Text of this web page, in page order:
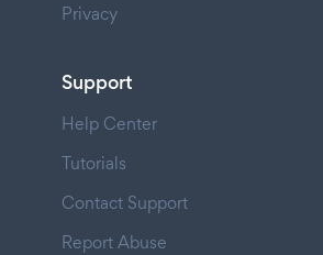
Privacy
Support
Help Center
Tutorials
Contact Support
Report Abuse